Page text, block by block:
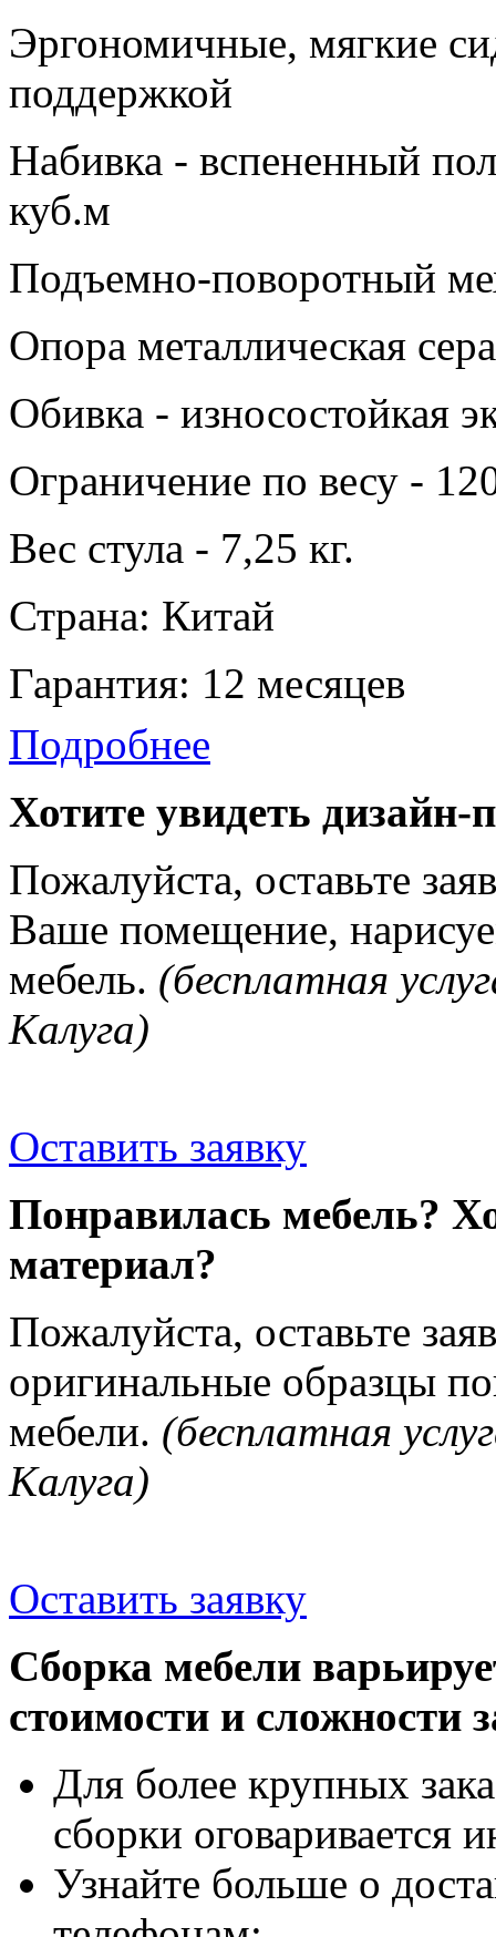
Эргономичные, мягкие
поддержкой
Набивка - вспененный
куб.м
Подъемно-поворотный
Опора металлическая
Обивка - износостойкая
Ограничение по весу -
Вес стула - 7,25 кг.
Страна: Китай
Гарантия: 12 месяцев
Подробнее
Хотите увидеть дизайн-
Пожалуйста, оставьте
Ваше помещение,
мебель. (бесплатная
Калуга)
Оставить заявку
Понравилась мебель?
материал?
Пожалуйста, оставьте
оригинальные образцы
мебели. (бесплатная
Калуга)
Оставить заявку
Сборка мебели
стоимости и сложности
Для более крупных
сборки оговаривается
Узнайте больше о